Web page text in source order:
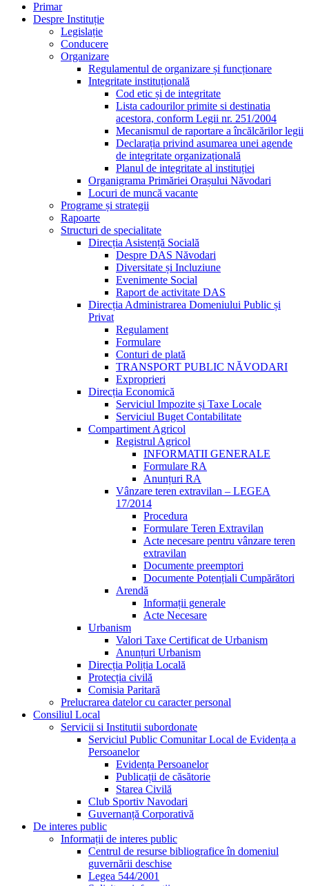
Primar
Despre Instituție
Legislație
Conducere
Organizare
Regulamentul de organizare și funcționare
Integritate instituțională
Cod etic și de integritate
Lista cadourilor primite si destinatia
acestora, conform Legii nr. 251/2004
Mecanismul de raportare a încălcărilor legii
Declarația privind asumarea unei agende
de integritate organizațională
Planul de integritate al instituției
Organigrama Primăriei Orașului Năvodari
Locuri de muncă vacante
Programe și strategii
Rapoarte
Structuri de specialitate
Direcția Asistență Socială
Despre DAS Năvodari
Diversitate și Incluziune
Evenimente Social
Raport de activitate DAS
Direcția Administrarea Domeniului Public și
Privat
Regulament
Formulare
Conturi de plată
TRANSPORT PUBLIC NĂVODARI
Exproprieri
Direcția Economică
Serviciul Impozite și Taxe Locale
Serviciul Buget Contabilitate
Compartiment Agricol
Registrul Agricol
INFORMATII GENERALE
Formulare RA
Anunțuri RA
Vânzare teren extravilan – LEGEA
17/2014
Procedura
Formulare Teren Extravilan
Acte necesare pentru vânzare teren
extravilan
Documente preemptori
Documente Potențiali Cumpărători
Arendă
Informații generale
Acte Necesare
Urbanism
Valori Taxe Certificat de Urbanism
Anunțuri Urbanism
Direcția Poliția Locală
Protecția civilă
Comisia Paritară
Prelucrarea datelor cu caracter personal
Consiliul Local
Servicii si Institutii subordonate
Serviciul Public Comunitar Local de Evidența a
Persoanelor
Evidența Persoanelor
Publicații de căsătorie
Starea Civilă
Club Sportiv Navodari
Guvernanță Corporativă
De interes public
Informații de interes public
Centrul de resurse bibliografice în domeniul
guvernării deschise
Legea 544/2001